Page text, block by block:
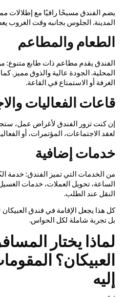
يضم الفندق مسبحًا راقيًا مع إطلالات
المدينة. الجلوس بجانبه وقت الغروب
الطعام والمطاعم
الفندق يقدم مطاعم ذات طابع متنوع: من
المحلية. الجودة عالية والذوق مميز.
الغرفة أو الاستمتاع في القاعة.
قاعات الفعاليات
إن كنت تزور الفندق لأغراض عمل، ستجد
لعقد الاجتماعات، المؤتمرات، أو
خدمات إضافية
من الخدمات التي تميز الفندق: خدمة
الساعة، تحويل العملات، خدمات
النقل عند الطلب.
كل هذا يجعل الإقامة في فندق
بل تجربة شاملة لكل الحواس.
لماذا يختار
العبيكان؟
إليه